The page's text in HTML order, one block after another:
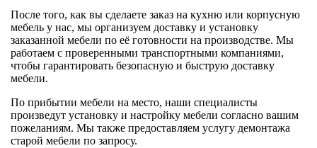
После того, как вы сделаете заказ на кухню или корпусную
мебель у нас, мы организуем доставку и установку
заказанной мебели по её готовности на производстве. Мы
работаем с проверенными транспортными компаниями,
чтобы гарантировать безопасную и быструю доставку
мебели.
По прибытии мебели на место, наши специалисты
произведут установку и настройку мебели согласно вашим
пожеланиям. Мы также предоставляем услугу демонтажа
старой мебели по запросу.